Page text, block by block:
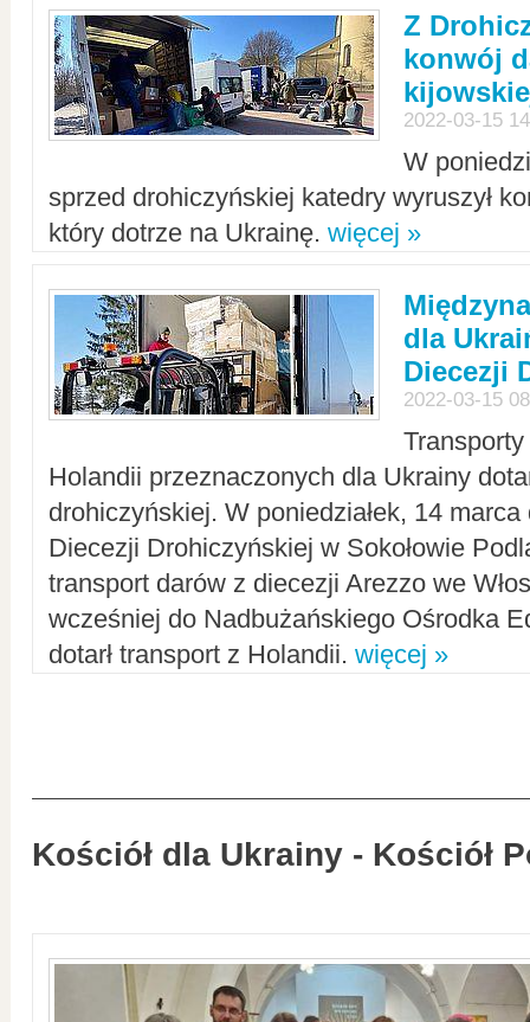
Z
konwój
2022-03-15
W
sprzed drohiczyńskiej katedry wyruszył
który dotrze na Ukrainę. więcej »
dla
Diecezji
2022-03-15
Holandii przeznaczonych dla Ukrainy
drohiczyńskiej. W poniedziałek, 14
Diecezji Drohiczyńskiej w Sokołowie
transport darów z diecezji Arezzo we
wcześniej do Nadbużańskiego Ośrodka
dotarł transport z Holandii. więcej »
Kościół dla Ukrainy - Kościół